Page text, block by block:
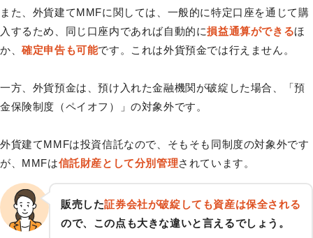
また、外貨建てMMFに関しては、一般的に特定口座を通じて購
入するため、同じ口座内であれば自動的に損益通算ができるほ
か、確定申告も可能です。これは外貨預金では行えません。
一方、外貨預金は、預け入れた金融機関が破綻した場合、「預
金保険制度（ペイオフ）」の対象外です。
外貨建てMMFは投資信託なので、そもそも同制度の対象外です
が、MMFは信託財産として分別管理されています。
販売した証券会社が破綻しても資産は保全される
ので、この点も大きな違いと言えるでしょう。